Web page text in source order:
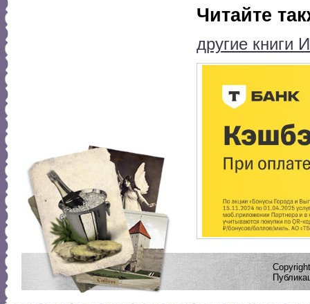
Читайте
другие книги